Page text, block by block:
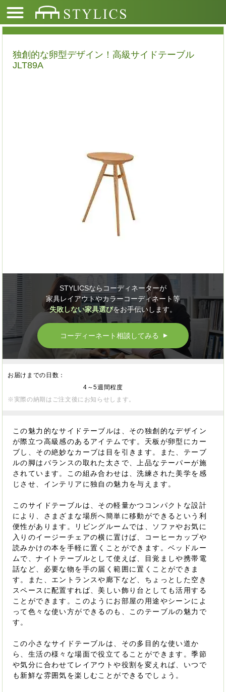
独創的な卵型デザイン！高級サイドテーブル
JLT89A
STYLICSならコーディネーターが
家具レイアウトやカラーコーディネート等
失敗しない家具選びをお手伝いします。
コーディーネート相談してみる ▲
お届けまでの日数：
4～5週間程度
※実際の納期はご注文後にお知らせします。
この魅力的なサイドテーブルは、その独創的なデザイン
が際立つ高級感のあるアイテムです。天板が卵型にカー
ブし、その絶妙なカーブは目を引きます。また、テーブ
ルの脚はバランスの取れた太さで、上品なテーパーが施
されています。この組み合わせは、洗練された美学を感
じさせ、インテリアに独自の魅力を与えます。
このサイドテーブルは、その軽量かつコンパクトな設計
により、さまざまな場所へ簡単に移動ができるという利
便性があります。リビングルームでは、ソファやお気に
入りのイージーチェアの横に置けば、コーヒーカップや
読みかけの本を手軽に置くことができます。ベッドルー
ムで、ナイトテーブルとして使えば、目覚ましや携帯電
話など、必要な物を手の届く範囲に置くことができま
す。また、エントランスや廊下など、ちょっとした空き
スペースに配置すれば、美しい飾り台としても活用する
ことができます。このようにお部屋の用途やシーンによ
って色々な使い方ができるのも、このテーブルの魅力で
す。
この小さなサイドテーブルは、その多目的な使い道か
ら、生活の様々な場面で役立てることができます。季節
や気分に合わせてレイアウトや役割を変えれば、いつで
も新鮮な雰囲気を楽しむことができるでしょう。